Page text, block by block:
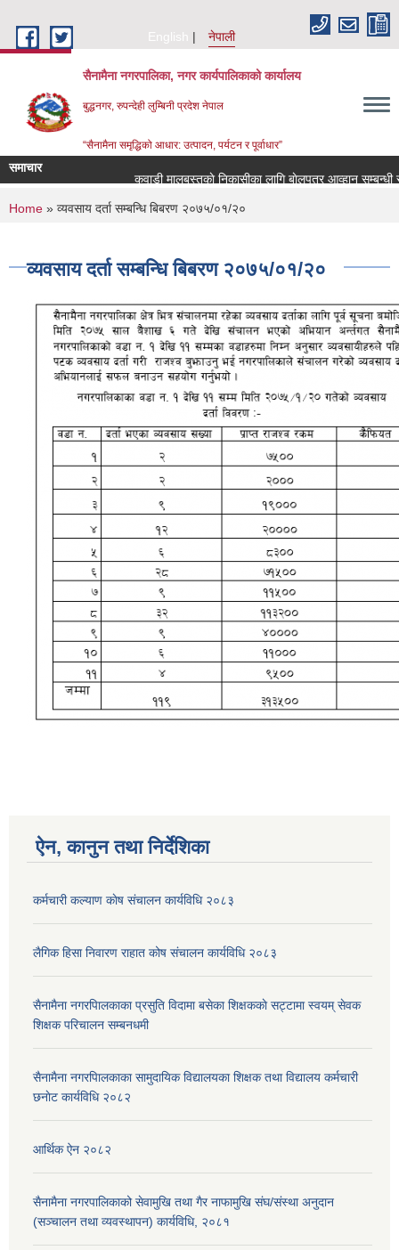
English
नेपाली
सैनामैना नगरपालिका, नगर कार्यपालिकाको कार्यालय
बुद्धनगर, रुपन्देही लुम्बिनी प्रदेश नेपाल
“सैनामैना समृद्धिको आधार: उत्पादन, पर्यटन र पूर्वाधार”
समाचार
कवाडी मालबस्तुकाे निकासीका लागि बाेलपत्र आव्हान सम्बन्धी
You are here
Home » व्यवसाय दर्ता सम्बन्धि बिबरण २०७५/०१/२०
व्यवसाय दर्ता सम्बन्धि बिबरण २०७५/०१/२०
ऐन, कानुन तथा निर्देशिका
कर्मचारी कल्याण काेष संचालन कार्यविधि २०८३
लैगिक हिसा निवारण राहात कोष संचालन कार्यविधि २०८३
सैनामैना नगरपािलकाका प्रसुति विदामा बसेका शिक्षककाे सट्टामा स्वयम् सेवक
शिक्षक परिचालन सम्बनधमी
सैनामैना नगरपािलकाका सामुदायिक विद्यालयका शिक्षक तथा विद्यालय कर्मचारी
छनाेट कार्यविधि २०८२
आर्थिक ऐन २०८२
सैनामैना नगरपालिकाको सेवामुखि तथा गैर नाफामुखि संघ/संस्था अनुदान
(सञ्चालन तथा व्यवस्थापन) कार्यविधि, २०८१